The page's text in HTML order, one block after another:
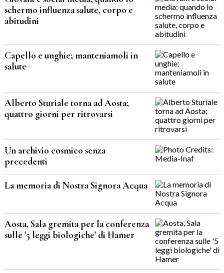
schermo influenza salute, corpo e
abitudini
Capello e unghie; manteniamoli in
salute
Alberto Sturiale torna ad Aosta;
quattro giorni per ritrovarsi
Un archivio cosmico senza
precedenti
La memoria di Nostra Signora Acqua
Aosta, Sala gremita per la conferenza
sulle '5 leggi biologiche' di Hamer